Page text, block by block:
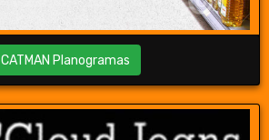
CATMAN Planogramas